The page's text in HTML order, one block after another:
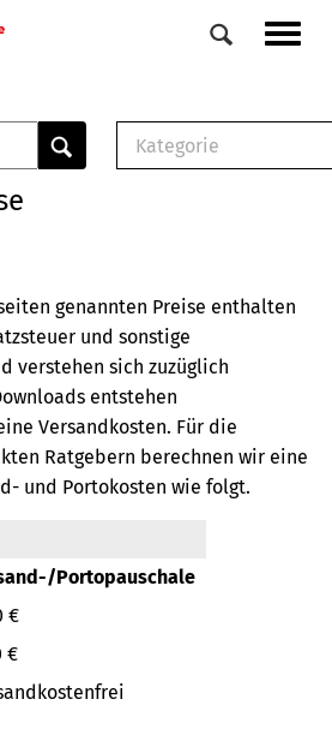
Veranstaltungen
0
Elemente
Kategorie
Broschüre
Buch
genannten Preise enthalten
und sonstige
verstehen sich zuzüglich
entstehen
Versandkosten. Für die
Ratgebern berechnen wir eine
und Portokosten wie folgt.
Portopauschale
€
€